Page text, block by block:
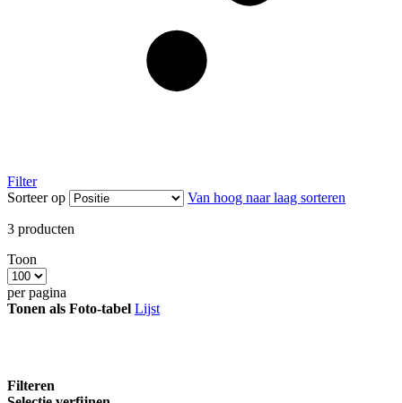
Filter
Sorteer op
Van hoog naar laag sorteren
3 producten
Toon
per pagina
Tonen als Foto-tabel Lijst
Filteren